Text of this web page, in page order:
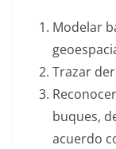
Modelar
Trazar
buques,
acuerdo